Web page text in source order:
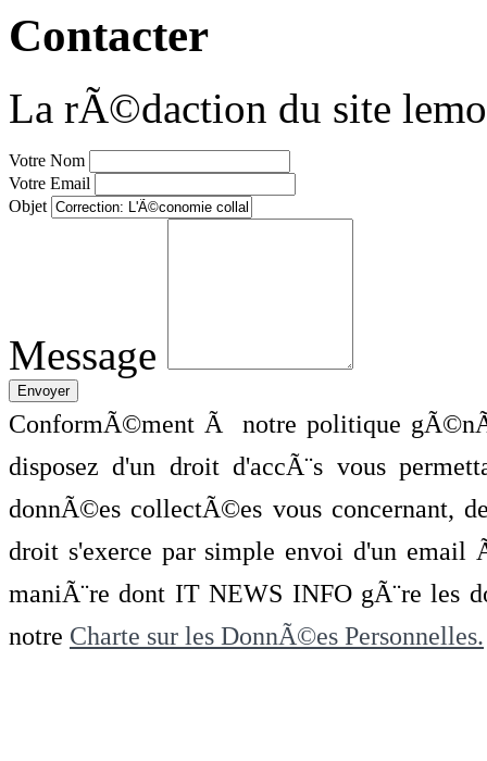
Contacter
La rÃ©daction du site
Votre Nom
Votre Email
Objet
Message
ConformÃ©ment Ã notre politique
disposez d'un droit d'accÃ¨s vous
donnÃ©es collectÃ©es vous concernant,
droit s'exerce par simple envoi d'un
maniÃ¨re dont IT NEWS INFO gÃ¨re les
notre Charte sur les DonnÃ©es Personnelles.